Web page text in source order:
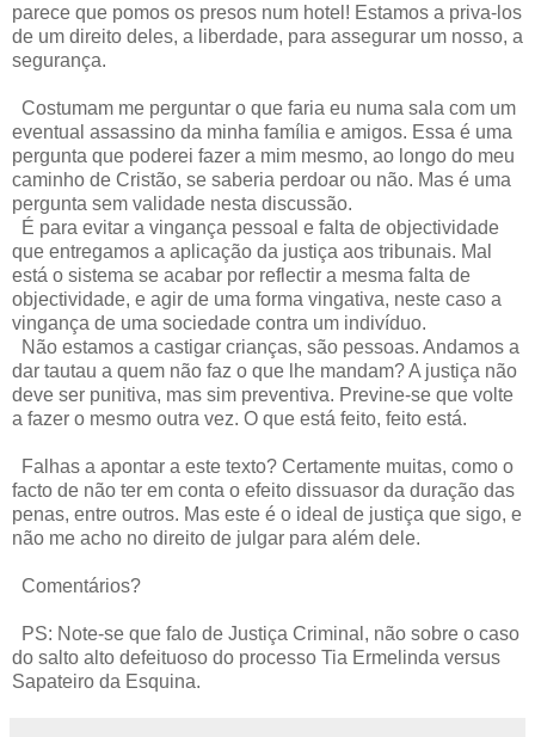
parece que pomos os presos num hotel! Estamos a priva-los
de um direito deles, a liberdade, para assegurar um nosso, a
segurança.
Costumam me perguntar o que faria eu numa sala com um
eventual assassino da minha família e amigos. Essa é uma
pergunta que poderei fazer a mim mesmo, ao longo do meu
caminho de Cristão, se saberia perdoar ou não. Mas é uma
pergunta sem validade nesta discussão.
É para evitar a vingança pessoal e falta de objectividade
que entregamos a aplicação da justiça aos tribunais. Mal
está o sistema se acabar por reflectir a mesma falta de
objectividade, e agir de uma forma vingativa, neste caso a
vingança de uma sociedade contra um indivíduo.
Não estamos a castigar crianças, são pessoas. Andamos a
dar tautau a quem não faz o que lhe mandam? A justiça não
deve ser punitiva, mas sim preventiva. Previne-se que volte
a fazer o mesmo outra vez. O que está feito, feito está.
Falhas a apontar a este texto? Certamente muitas, como o
facto de não ter em conta o efeito dissuasor da duração das
penas, entre outros. Mas este é o ideal de justiça que sigo, e
não me acho no direito de julgar para além dele.
Comentários?
PS: Note-se que falo de Justiça Criminal, não sobre o caso
do salto alto defeituoso do processo Tia Ermelinda versus
Sapateiro da Esquina.